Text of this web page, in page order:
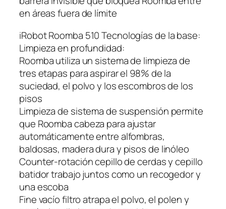
en áreas fuera de límite
iRobot Roomba 510 Tecnologías de la base:
Limpieza en profundidad:
Roomba utiliza un sistema de limpieza de
tres etapas para aspirar el 98% de la
suciedad, el polvo y los escombros de los
pisos
Limpieza de sistema de suspensión permite
que Roomba cabeza para ajustar
automáticamente entre alfombras,
baldosas, madera dura y pisos de linóleo
Counter-rotación cepillo de cerdas y cepillo
batidor trabajo juntos como un recogedor y
una escoba
Fine vacío filtro atrapa el polvo, el polen y